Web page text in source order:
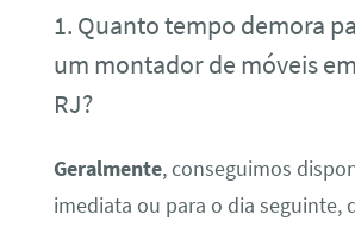
1. Quanto tempo demora
um montador de móveis
RJ?
Geralmente, conseguimos
imediata ou para o dia seguinte,